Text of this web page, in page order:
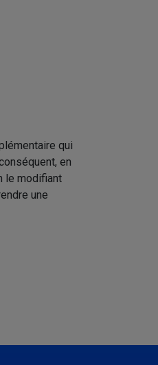
qui
en
le modifiant
une